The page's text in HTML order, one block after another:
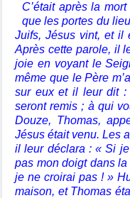
C’était après la
que les portes du
Juifs, Jésus vint, et il
Après cette parole, il
joie en voyant le
même que le Père
sur eux et il leur dit :
seront remis ; à qui
Douze, Thomas,
Jésus était venu. Les
il leur déclara : « Si
pas mon doigt dans
je ne croirai pas ! »
maison, et Thomas